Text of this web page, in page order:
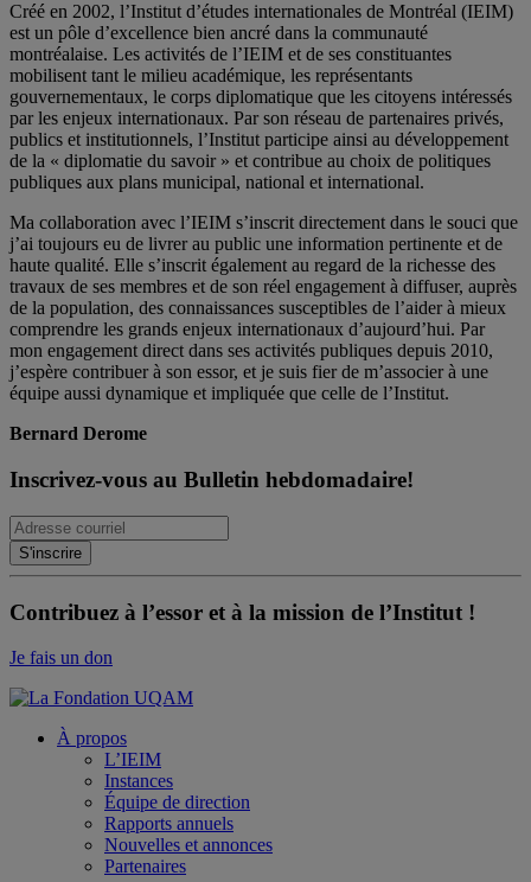
Créé en 2002, l’Institut d’études internationales de Montréal (IEIM)
est un pôle d’excellence bien ancré dans la communauté
montréalaise. Les activités de l’IEIM et de ses constituantes
mobilisent tant le milieu académique, les représentants
gouvernementaux, le corps diplomatique que les citoyens intéressés
par les enjeux internationaux. Par son réseau de partenaires privés,
publics et institutionnels, l’Institut participe ainsi au développement
de la « diplomatie du savoir » et contribue au choix de politiques
publiques aux plans municipal, national et international.
Ma collaboration avec l’IEIM s’inscrit directement dans le souci que
j’ai toujours eu de livrer au public une information pertinente et de
haute qualité. Elle s’inscrit également au regard de la richesse des
travaux de ses membres et de son réel engagement à diffuser, auprès
de la population, des connaissances susceptibles de l’aider à mieux
comprendre les grands enjeux internationaux d’aujourd’hui. Par
mon engagement direct dans ses activités publiques depuis 2010,
j’espère contribuer à son essor, et je suis fier de m’associer à une
équipe aussi dynamique et impliquée que celle de l’Institut.
Bernard Derome
Inscrivez-vous au Bulletin hebdomadaire!
Contribuez à l’essor et à la mission de l’Institut !
Je fais un don
À propos
L’IEIM
Instances
Équipe de direction
Rapports annuels
Nouvelles et annonces
Partenaires